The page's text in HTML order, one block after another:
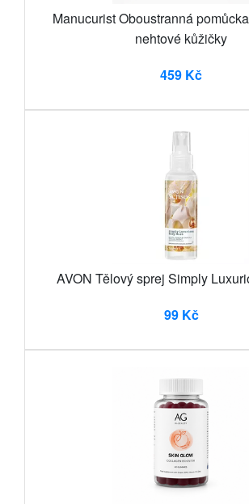
Manucurist Oboustranná
nehtové kůžičky
459 Kč
AVON Tělový sprej Simply
99 Kč